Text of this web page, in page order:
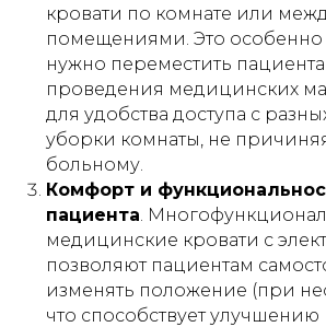
кровати по комнате или
помещениями. Это особенно
нужно переместить
проведения медицинских
для удобства доступа с
уборки комнаты, не
больному.
Комфорт и
пациента.
медицинские кровати с
позволяют пациентам
изменять положение (при
что способствует улучшению